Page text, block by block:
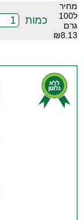
מחיר
ל100
גרם
₪8.13
כמות